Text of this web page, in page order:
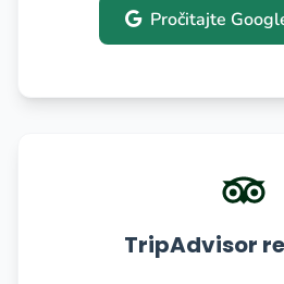
Pročitajte
TripAdvisor